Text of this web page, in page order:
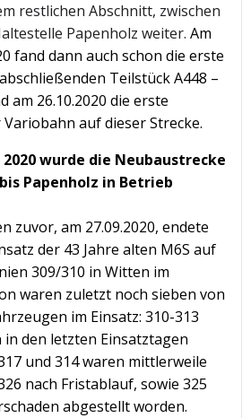
restlichen Abschnitt, zwischen
Papenholz weiter. Am
fand dann auch schon die erste
Teilstück A448 –
am 26.10.2020 die erste
auf dieser Strecke.
wurde die Neubaustrecke
Papenholz in Betrieb
zuvor, am 27.09.2020, endete
der 43 Jahre alten M6S auf
309/310 in Witten im
waren zuletzt noch sieben von
im Einsatz: 310-313
in den letzten Einsatztagen
und 314 waren mittlerweile
nach Fristablauf, sowie 325
abgestellt worden.